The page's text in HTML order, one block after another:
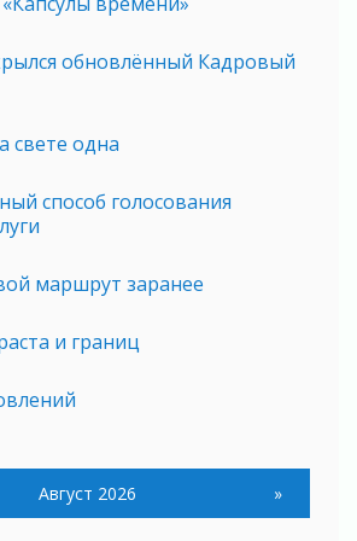
обновлённый Кадровый
свете одна
способ голосования
маршрут заранее
и границ
Август 2026 »